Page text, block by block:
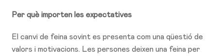
Per què importen les expectatives
El canvi de feina sovint es presenta com una qüestió de
valors i motivacions. Les persones deixen una feina per